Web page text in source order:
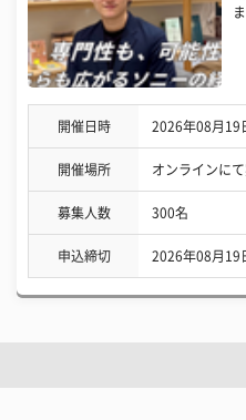
開催日時 2026年08月19
開催場所 オンラインに
募集人数 300名
申込締切 2026年08月19